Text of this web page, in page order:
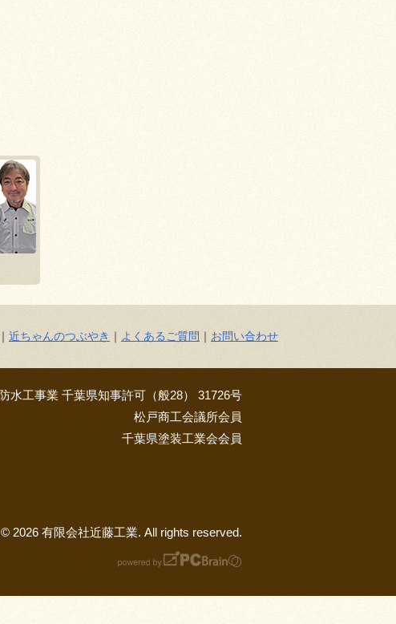
｜ 近ちゃんのつぶやき ｜ よくあるご質問 ｜ お問い合わせ
水工事業 千葉県知事許可（般28） 31726号
松戸商工会議所会員
千葉県塗装工業会会員
2026 有限会社近藤工業. All rights reserved.